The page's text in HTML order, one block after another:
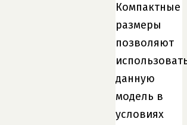
Компактные
размеры
позволяют
данную
модель в
условиях